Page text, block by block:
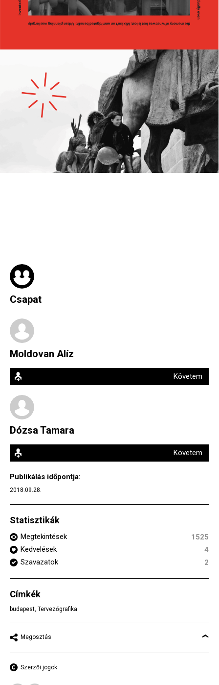
Csapat
Moldovan Alíz
Követem
Dózsa Tamara
Követem
Publikálás időpontja:
2018.09.28.
Statisztikák
Megtekintések
1525
Kedvelések
4
Szavazatok
2
Címkék
budapest, Tervezőgrafika
Megosztás
Szerzői jogok